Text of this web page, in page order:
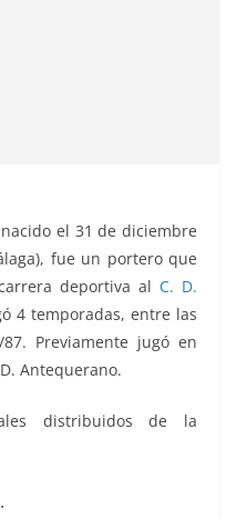
el 31 de diciembre
fue un portero que
deportiva al C. D.
4 temporadas, entre las
Previamente jugó en
Antequerano.
distribuidos de la